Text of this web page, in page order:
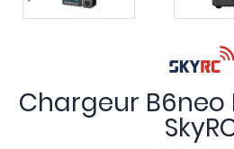
Chargeur B6neo